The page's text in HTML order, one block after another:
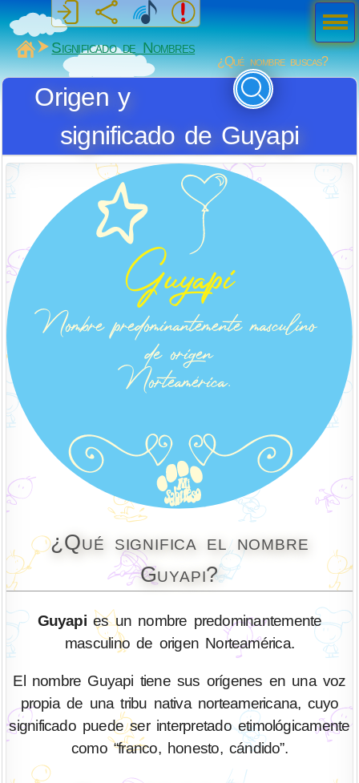
MiSabueso
Significado de Nombres
¿Qué nombre buscas?
Origen y
significado de Guyapi
¿Qué significa el nombre
Guyapi?
Guyapies un nombre predominantemente
masculino de origen Norteamérica.
El nombre Guyapi tiene sus orígenes en una voz
propia de una tribu nativa norteamericana, cuyo
significado puede ser interpretado etimológicamente
como “franco, honesto, cándido”.
Men
ú